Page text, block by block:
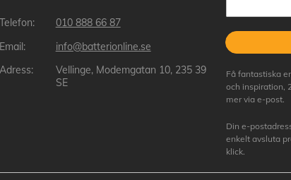
010 888 66 87
info@batterionline.se
Vellinge, Modemgatan 10, 235 39
SE
Få fantastiska
och inspiration,
mer via e-post.
Din e-
enkelt avsluta
klick.